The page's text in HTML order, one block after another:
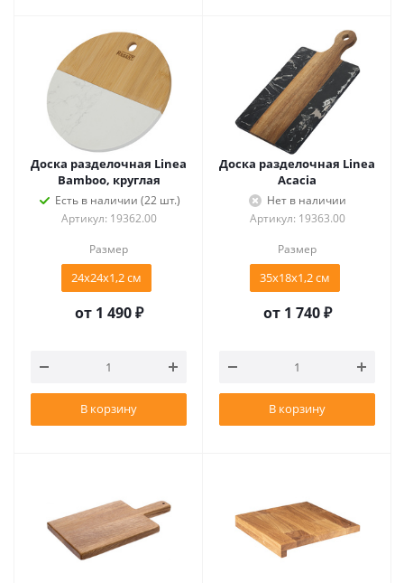
Доска разделочная Linea
Bamboo, круглая
Есть в наличии (22 шт.)
Артикул: 19362.00
Размер
24х24х1,2 см
от 1 490 ₽
В корзину
Доска разделочная Linea
Acacia
Нет в наличии
Артикул: 19363.00
Размер
35х18х1,2 см
от 1 740 ₽
В корзину